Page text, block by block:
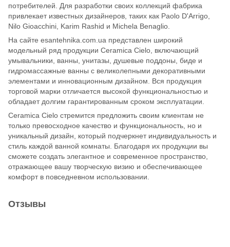
потребителей. Для разработки своих коллекций фабрика
привлекает известных дизайнеров, таких как Paolo D'Arrigo,
Nilo Gioacchini, Karim Rashid и Michela Benaglio.
На сайте esantehnika.com.ua представлен широкий
модельный ряд продукции Ceramica Cielo, включающий
умывальники, ванны, унитазы, душевые поддоны, биде и
гидромассажные ванны с великолепными декоративными
элементами и инновационным дизайном. Вся продукция
торговой марки отличается высокой функциональностью и
обладает долгим гарантированным сроком эксплуатации.
Ceramica Cielo стремится предложить своим клиентам не
только превосходное качество и функциональность, но и
уникальный дизайн, который подчеркнет индивидуальность и
стиль каждой ванной комнаты. Благодаря их продукции вы
сможете создать элегантное и современное пространство,
отражающее вашу творческую визию и обеспечивающее
комфорт в повседневном использовании.
Отзывы